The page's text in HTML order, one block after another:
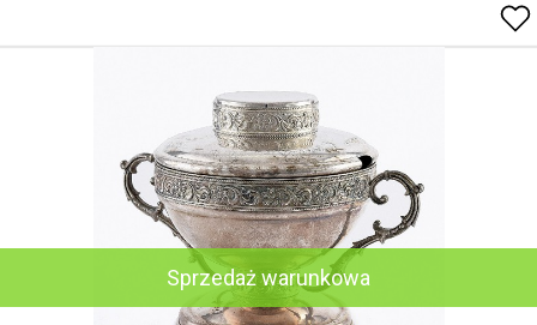
Sprzedaż warunkowa